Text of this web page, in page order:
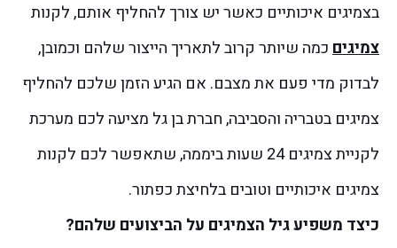
בצמיגים איכותיים כאשר יש צורך להחליף אותם, לקנות
צמיגיםכמה שיותר קרוב לתאריך הייצור שלהם וכמובן,
לבדוק מדי פעם את מצבם. אם הגיע הזמן שלכם להחליף
צמיגים בטבריה והסביבה, חברת בן גל מציעה לכם מערכת
לקניית צמיגים 24 שעות ביממה, שתאפשר לכם לקנות
צמיגים איכותיים וטובים בלחיצת כפתור.
כיצד משפיע גיל הצמיגים על הביצועים שלהם?